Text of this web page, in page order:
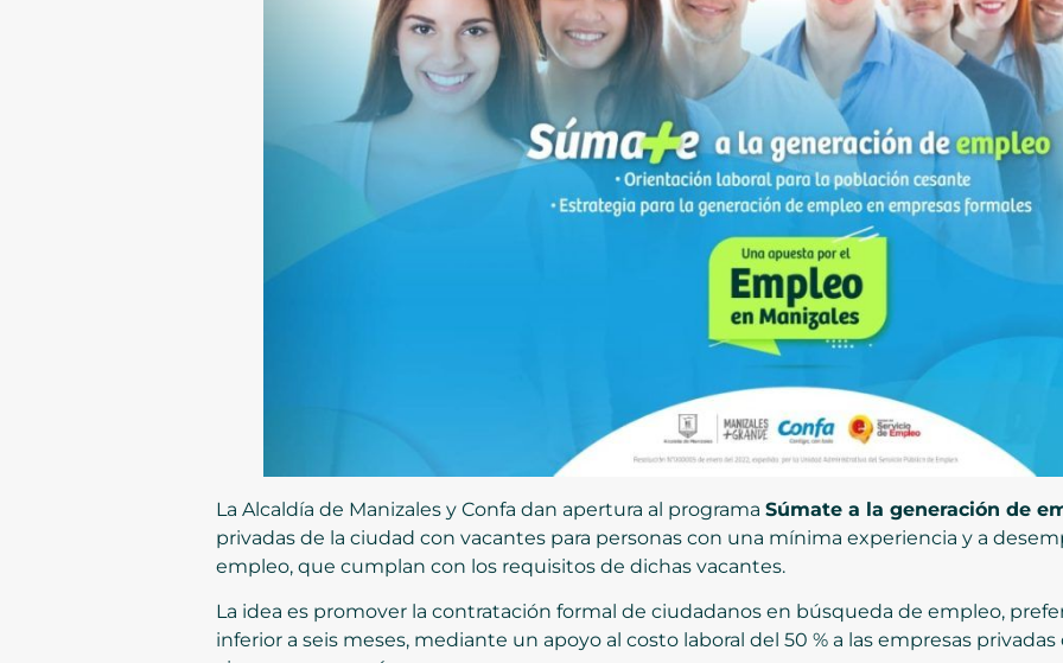
La Alcaldía de Manizales y Confa dan apertura al programa Súmate a la generación de
privadas de la ciudad con vacantes para personas con una mínima experiencia y a
empleo, que cumplan con los requisitos de dichas vacantes.
La idea es promover la contratación formal de ciudadanos en búsqueda de empleo,
inferior a seis meses, mediante un apoyo al costo laboral del 50 % a las empresas